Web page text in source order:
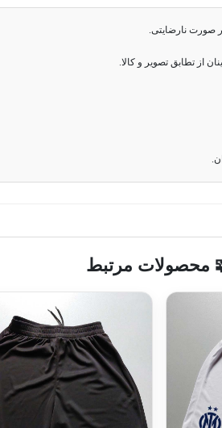
صورت نارضایتی.
از تطابق تصویر و کالا.
محصولات مرتبط